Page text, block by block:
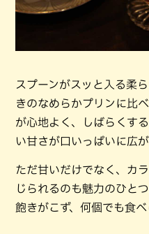
スプーンがスッと入る柔
きのなめらかプリンに比
が心地よく、しばらくす
い甘さが口いっぱいに広が
ただ甘いだけでなく、カ
じられるのも魅力のひと
飽きがこず、何個でも食